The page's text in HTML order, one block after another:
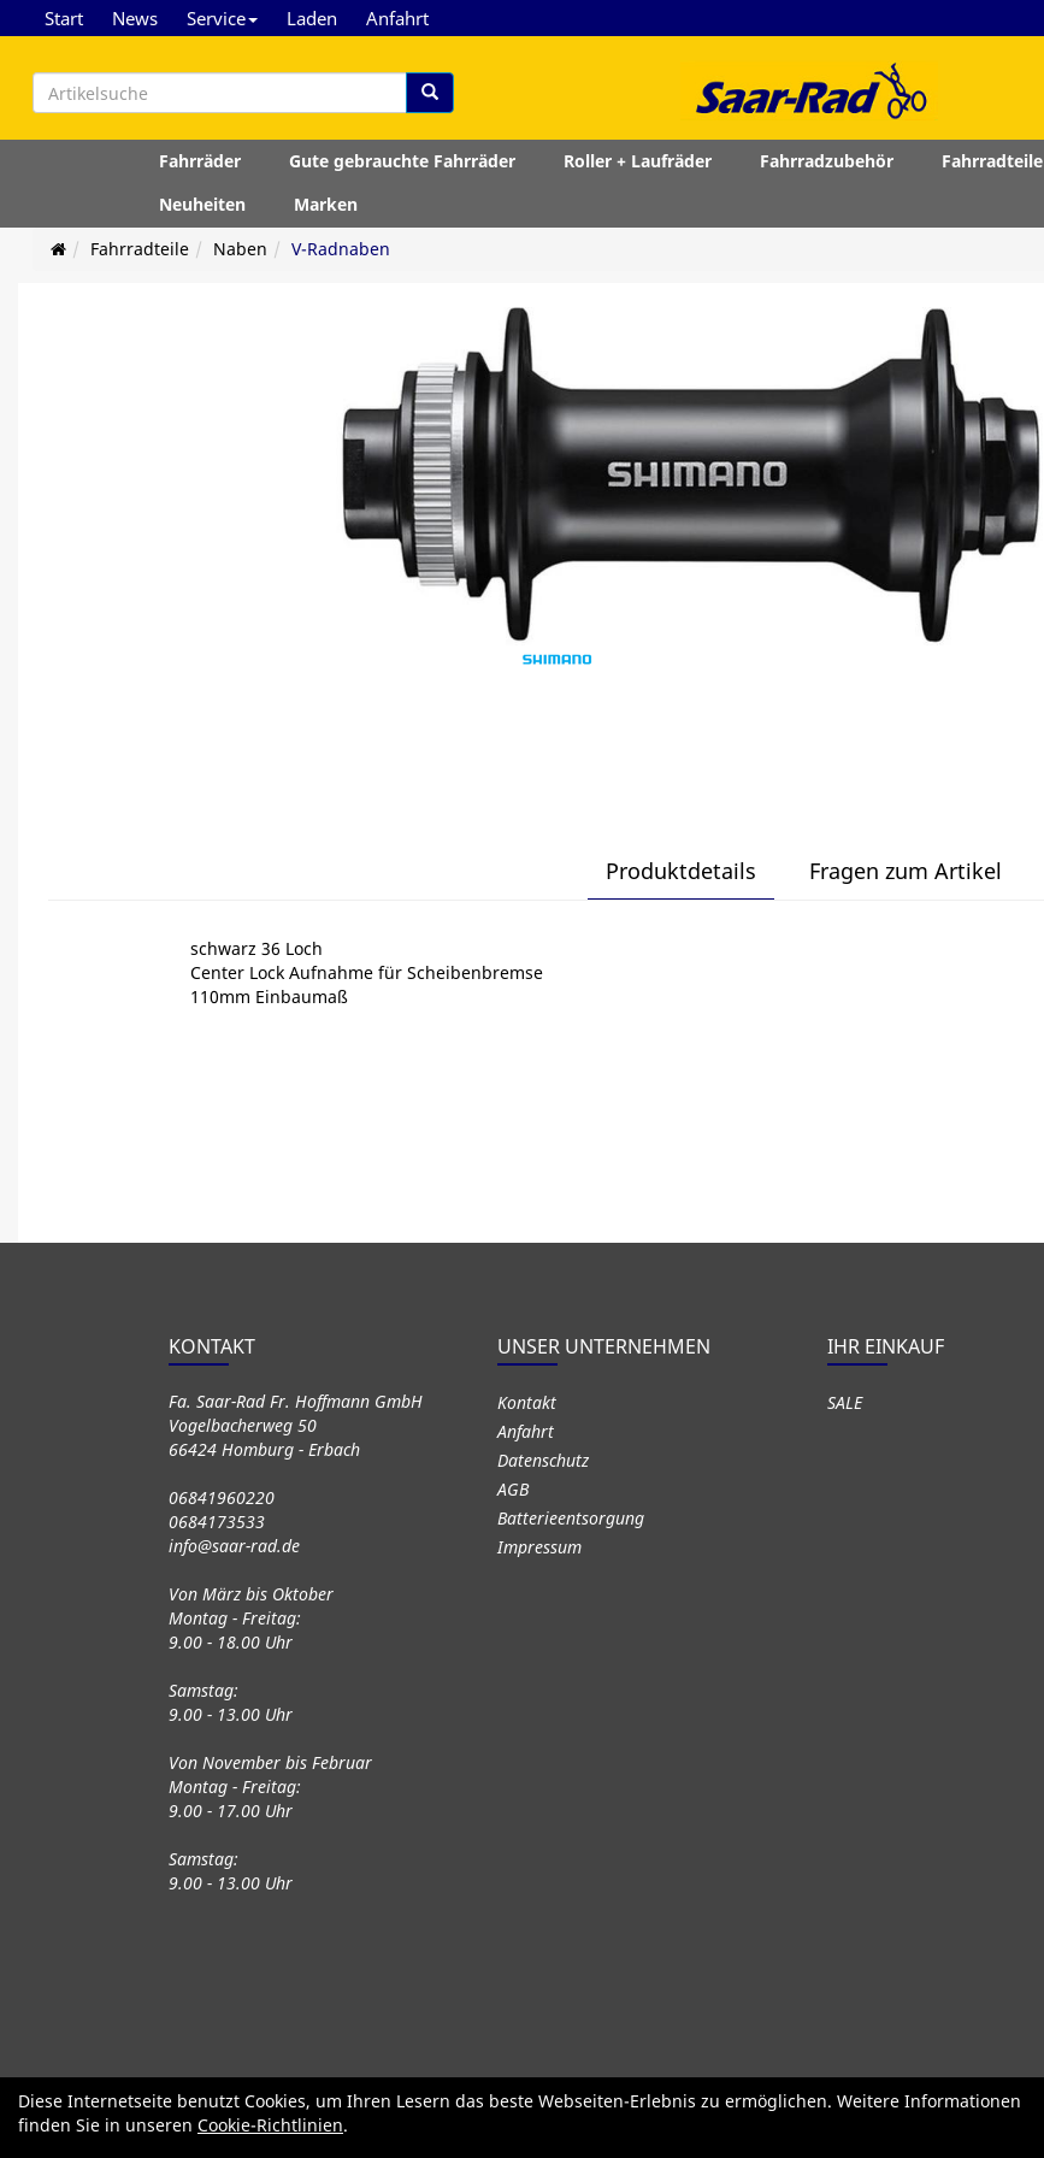
Start News Service Laden Anfahrt
Fahrräder Gute gebrauchte Fahrräder Roller + Laufräder Fahrradzubehör Fahrradteile
Neuheiten
Marken
Fahrradteile
Naben V-Radnaben
Produktdetails Fragen zum Artikel
schwarz 36 Loch
Center Lock Aufnahme für Scheibenbremse
110mm Einbaumaß
KONTAKT
Fa. Saar-Rad Fr. Hoffmann GmbH
Vogelbacherweg 50
66424 Homburg - Erbach
06841960220
0684173533
info@saar-rad.de
Von März bis Oktober
Montag - Freitag:
9.00 - 18.00 Uhr
Samstag:
9.00 - 13.00 Uhr
Von November bis Februar
Montag - Freitag:
9.00 - 17.00 Uhr
Samstag:
9.00 - 13.00 Uhr
UNSER UNTERNEHMEN
Kontakt
Anfahrt
Datenschutz
AGB
Batterieentsorgung
Impressum
IHR EINKAUF
SALE
Fahrräder Gute gebrauchte Fahrräder Roller + Laufräder Fahrradzubehör Fahrradteile
Diese Internetseite benutzt Cookies, um Ihren Lesern das beste Webseiten-Erlebnis zu ermöglichen. Weitere Informationen
finden Sie in unseren Cookie-Richtlinien.